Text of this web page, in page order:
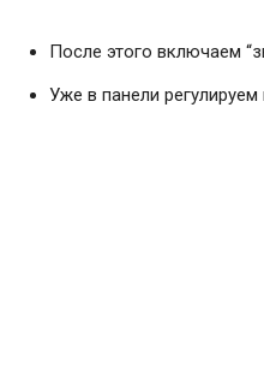
После этого включаем
Уже в панели регулируем